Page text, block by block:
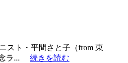
スト・平間さと子（from 東
念ラ... 続きを読む